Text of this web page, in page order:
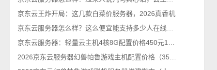
京东云王炸开局：这几款白菜价服务器，2026真香机